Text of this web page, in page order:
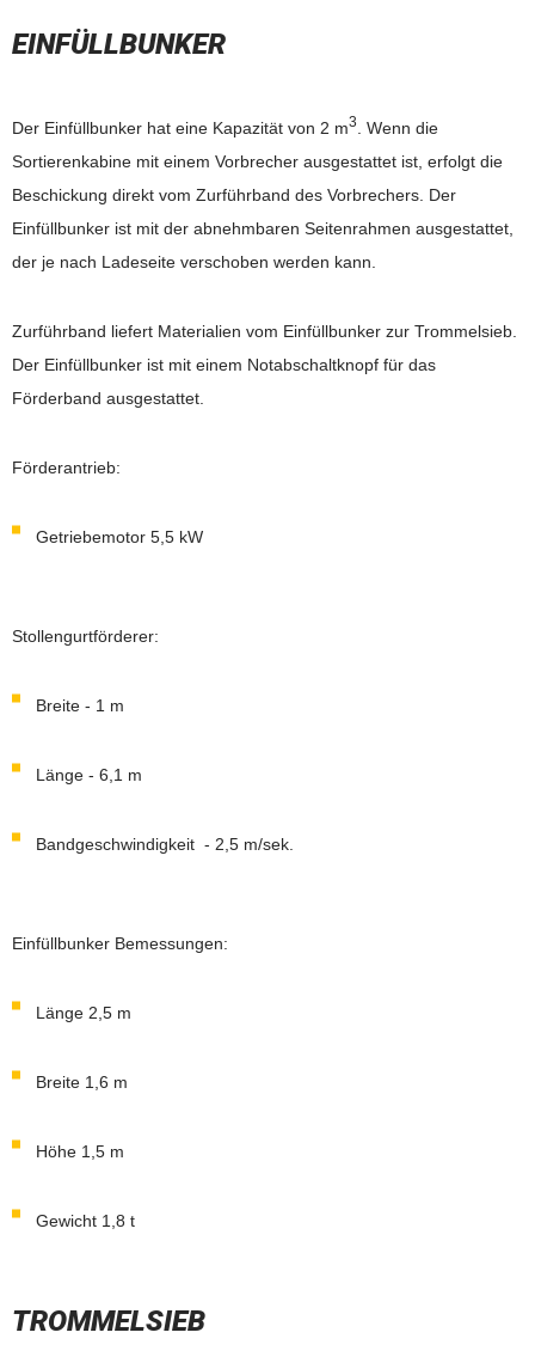
EINFÜLLBUNKER
Der Einfüllbunker hat eine Kapazität von 2 m3. Wenn die
Sortierenkabine mit einem Vorbrecher ausgestattet ist, erfolgt die
Beschickung direkt vom Zurführband des Vorbrechers. Der
Einfüllbunker ist mit der abnehmbaren Seitenrahmen ausgestattet,
der je nach Ladeseite verschoben werden kann.
Zurführband liefert Materialien vom Einfüllbunker zur Trommelsieb.
Der Einfüllbunker ist mit einem Notabschaltknopf für das
Förderband ausgestattet.
Förderantrieb:
Getriebemotor 5,5 kW
Stollengurtförderer:
Breite - 1 m
Länge - 6,1 m
Bandgeschwindigkeit - 2,5 m/sek.
Einfüllbunker Bemessungen:
Länge 2,5 m
Breite 1,6 m
Höhe 1,5 m
Gewicht 1,8 t
TROMMELSIEB